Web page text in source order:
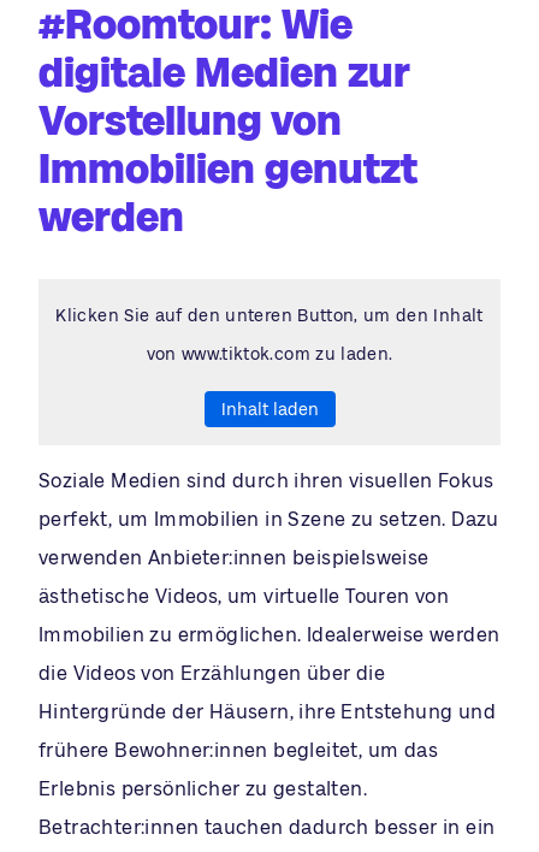
#Roomtour: Wie
digitale Medien zur
Vorstellung von
Immobilien genutzt
werden
Klicken Sie auf den unteren Button, um den Inhalt
von www.tiktok.com zu laden.
Inhalt laden
Soziale Medien sind durch ihren visuellen Fokus
perfekt, um Immobilien in Szene zu setzen. Dazu
verwenden Anbieter:innen beispielsweise
ästhetische Videos, um virtuelle Touren von
Immobilien zu ermöglichen. Idealerweise werden
die Videos von Erzählungen über die
Hintergründe der Häusern, ihre Entstehung und
frühere Bewohner:innen begleitet, um das
Erlebnis persönlicher zu gestalten.
Betrachter:innen tauchen dadurch besser in ein